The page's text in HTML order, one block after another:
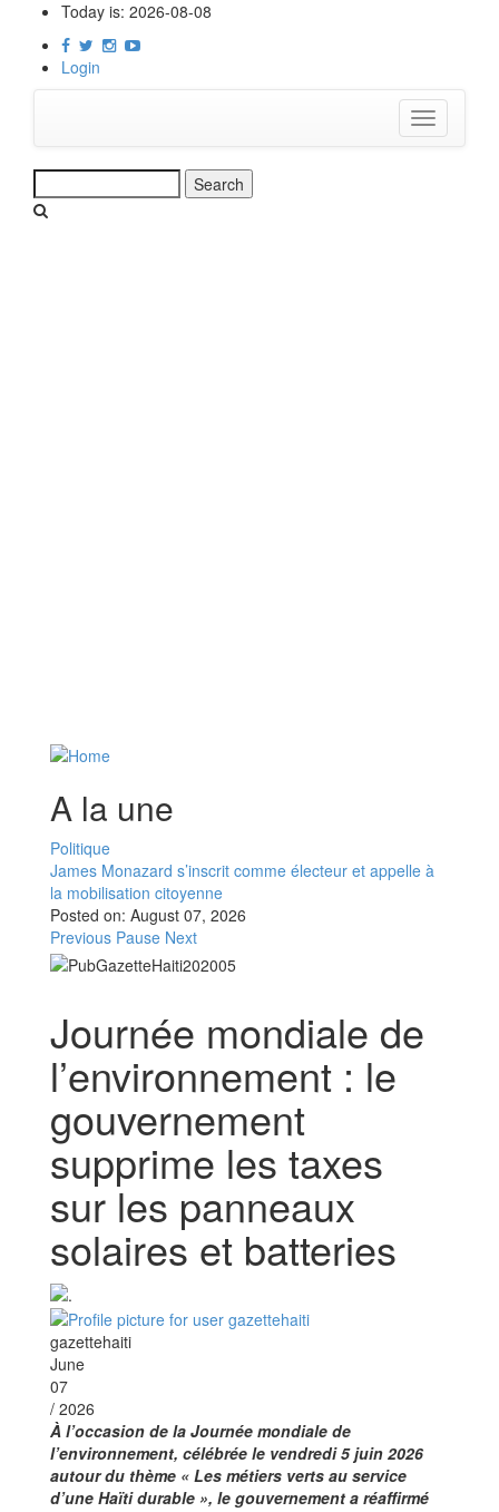
content
Today is: 2026-08-08
Login
Toggle
navigation
A la une
Politique
James Monazard s’inscrit comme électeur et appelle à
la mobilisation citoyenne
Posted on: August 07, 2026
Previous Pause Next
Journée mondiale de
l’environnement : le
gouvernement
supprime les taxes
sur les panneaux
solaires et batteries
gazettehaiti
June
07
/ 2026
À l’occasion de la Journée mondiale de
l’environnement, célébrée le vendredi 5 juin 2026
autour du thème « Les métiers verts au service
d’une Haïti durable », le gouvernement a réaffirmé